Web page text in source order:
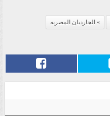
الجارديان المصريه